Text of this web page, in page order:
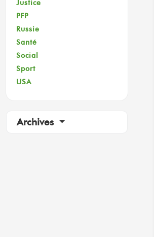
Justice
PFP
Russie
Santé
Social
Sport
USA
Archives